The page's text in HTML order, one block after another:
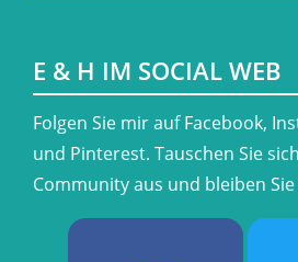
E & H IM SOCIAL WEB
​Folgen Sie mir auf Facebook,
und Pinterest. Tauschen Sie
Community aus und bleiben